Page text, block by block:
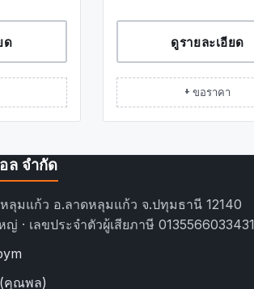
ด ดูรายละเอียด
+ ขอราคา
ล จำกัด
ลุมแก้ว อ.ลาดหลุมแก้ว จ.ปทุมธานี 12140
· เลขประจำตัวผู้เสียภาษี 0135566033431
คุณพล)